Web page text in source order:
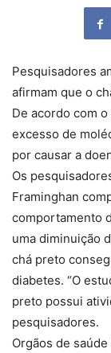
Pesquisadores
afirmam que o
De acordo com
excesso de
por causar a
Os
Framinghan
comportamento
uma diminuição
chá preto
diabetes. “O
preto possui
pesquisadores.
Orgãos de